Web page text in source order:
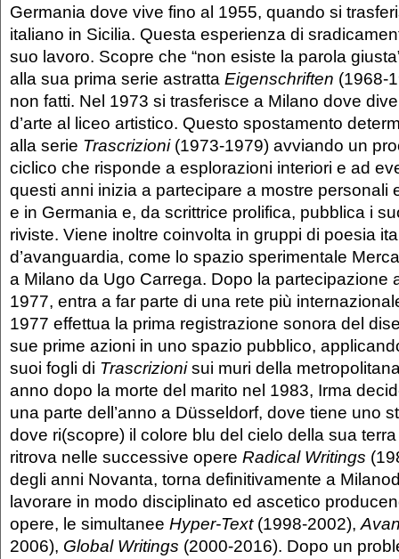
Germania dove vive fino al 1955, quando si
italiano in Sicilia. Questa esperienza di
suo lavoro. Scopre che “non esiste la parola
alla sua prima serie astratta Eigenschriften (1968-
non fatti. Nel 1973 si trasferisce a Milano dove
d’arte al liceo artistico. Questo spostamento
alla serie Trascrizioni(1973-1979) avviando un
ciclico che risponde a esplorazioni interiori e ad
questi anni inizia a partecipare a mostre personali
e in Germania e, da scrittrice prolifica, pubblica i
riviste. Viene inoltre coinvolta in gruppi di poesia
d’avanguardia, come lo spazio sperimentale
a Milano da Ugo Carrega. Dopo la partecipazione
1977, entra a far parte di una rete più
1977 effettua la prima registrazione sonora del
sue prime azioni in uno spazio pubblico,
suoi fogli di Trascrizionisui muri della
anno dopo la morte del marito nel 1983, Irma
una parte dell’anno a Düsseldorf, dove tiene uno
dove ri(scopre) il colore blu del cielo della sua
ritrova nelle successive opere Radical Writings
degli anni Novanta, torna definitivamente a
lavorare in modo disciplinato ed ascetico
opere, le simultanee Hyper-Text(1998-2002),
2006), Global Writings (2000-2016). Dopo un